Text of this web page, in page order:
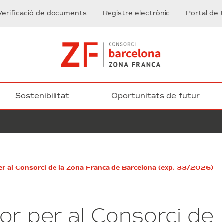
de documents Registre electrònic Portal de
Sostenibilitat Oportunitats de futur
al Consorci de la Zona Franca de Barcelona (exp. 33/2026)
per al Consorci de
d’una
civil